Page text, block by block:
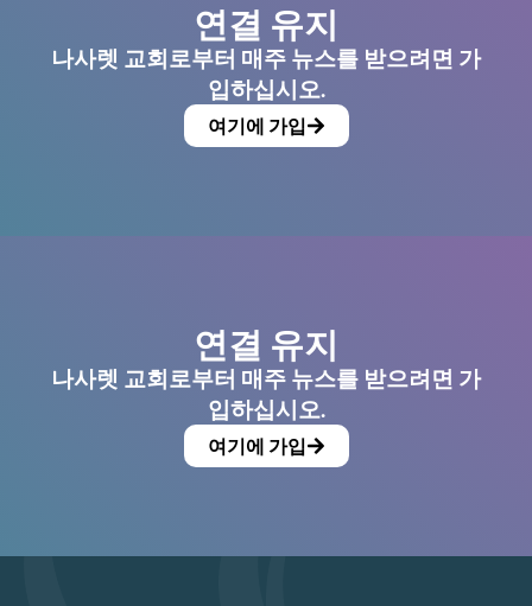
연결 유지
나사렛 교회로부터 매주 뉴스를 받으려면 가
입하십시오.
여기에 가입
연결 유지
나사렛 교회로부터 매주 뉴스를 받으려면 가
입하십시오.
여기에 가입